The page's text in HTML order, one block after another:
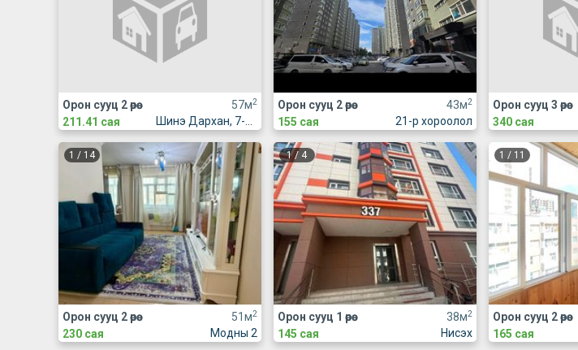
57м2
Орон сууц 2 өрөө
211.41 сая
43м2
21-р хороолол
Орон сууц 2 өрөө
155 сая
Орон сууц 3 өрөө
340 сая
1 / 14
51м2
Модны 2
Орон сууц 2 өрөө
230 сая
1/ 4
38м2
Нисэх
Орон сууц 1 өрөө
145 сая
1 / 11
Орон сууц 2 өрөө
165 сая